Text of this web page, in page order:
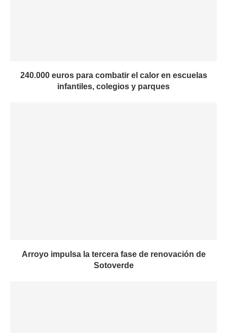
240.000 euros para combatir el calor en escuelas
infantiles, colegios y parques
Arroyo impulsa la tercera fase de renovación de
Sotoverde